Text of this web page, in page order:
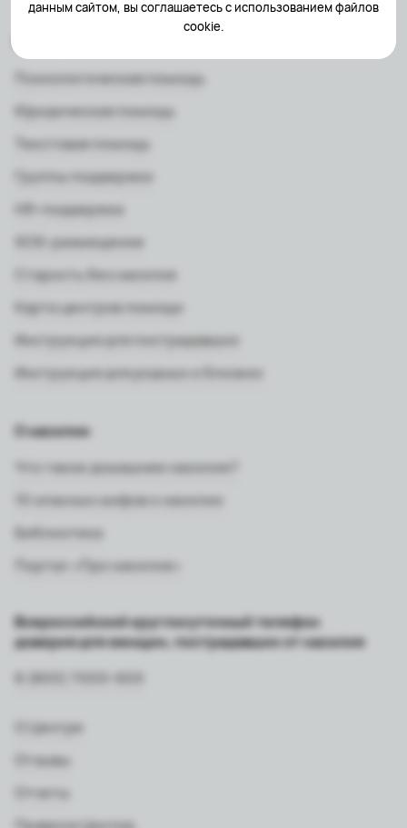
данным сайтом, вы соглашаетесь с использованием файлов
cookie.
Психологическая помощь
Юридическая помощь
Текстовая помощь
Группы поддержки
HR-поддержка
SOS-размещение
Старость без насилия
Карта центров помощи
Инструкция для пострадавших
Инструкция для родных и близких
О насилии
Что такое домашнее насилие?
10 опасных мифов о насилии
Библиотека
Портал «Про насилие»
Всероссийский круглосуточный телефон
доверия для женщин, пострадавших от насилия
8 (800) 7000-600
О Центре
Отзывы
Отчеты